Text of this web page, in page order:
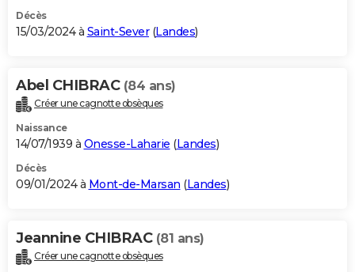
Décès
15/03/2024 à Saint-Sever(Landes)
Abel CHIBRAC (84 ans)
Créer une cagnotte obsèques
Naissance
14/07/1939 à Onesse-Laharie (Landes)
Décès
09/01/2024 à Mont-de-Marsan (Landes)
Jeannine CHIBRAC (81 ans)
Créer une cagnotte obsèques